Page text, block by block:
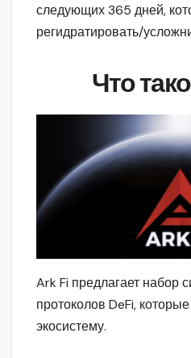
следующих 365 дней,
регидратировать/
Что
Ark Fi предлагает набор
протоколов DeFi,
экосистему.